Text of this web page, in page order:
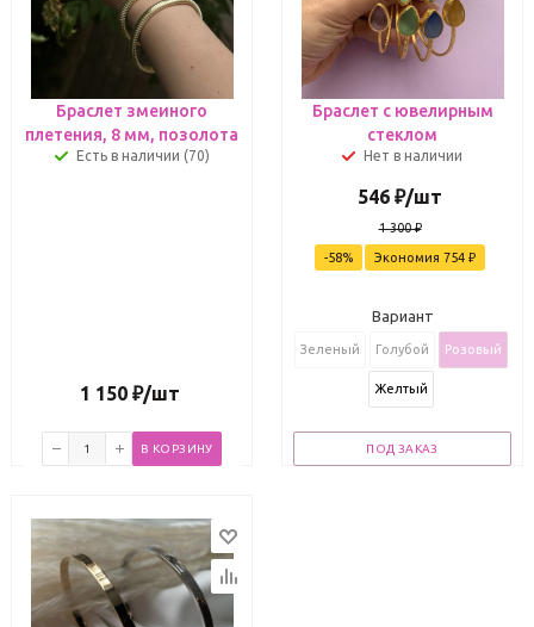
Браслет змеиного
плетения, 8 мм, позолота
Есть в наличии (70)
1 150₽/шт
В КОРЗИНУ
Браслет с ювелирным
стеклом
Нет в наличии
546 ₽/шт
1 300₽
-58% Экономия 754 ₽
Вариант
Зеленый Голубой Розовый
Желтый
ПОД ЗАКАЗ